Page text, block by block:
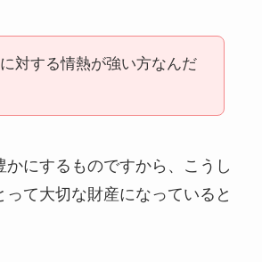
対する情熱が強い方なんだ
かにするものですから、こうし
って大切な財産になっていると